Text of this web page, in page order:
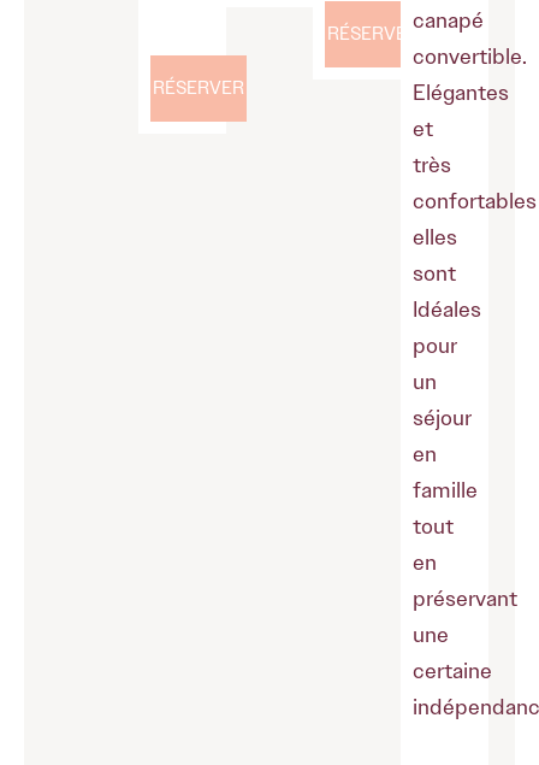
RÉSERVER
RÉSERVER
canapé
convertible.
Elégantes
et
très
confortables
elles
sont
Idéales
pour
un
séjour
en
famille
tout
en
préservant
une
certaine